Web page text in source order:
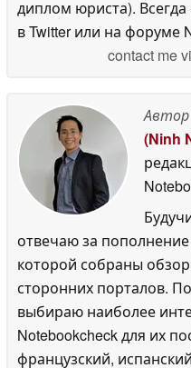
диплом юриста).
в Twitter или на форуме
contact me
Автор
(Ninh
отвечаю за
которой собраны
сторонних порталов.
выбираю наиболее
Notebookcheck для их
французский,